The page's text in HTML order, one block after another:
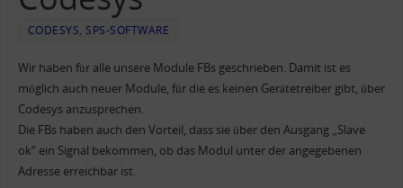
CODESYS, SPS-SOFTWARE
Wir haben für alle unsere Module FBs geschrieben. Damit ist es
möglich auch neuer Module, für die es keinen Gerätetreiber gibt, über
Codesys anzusprechen.
Die FBs haben auch den Vorteil, dass sie über den Ausgang „Slave
ok“ ein Signal bekommen, ob das Modul unter der angegebenen
Adresse erreichbar ist.